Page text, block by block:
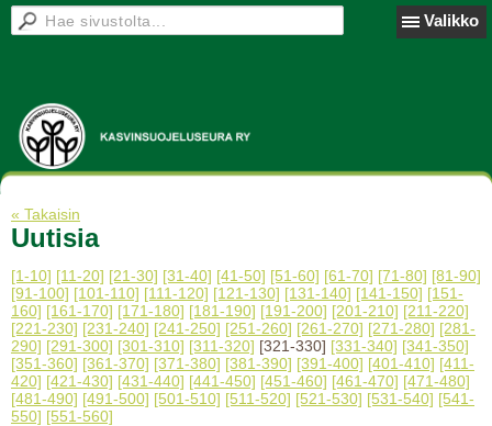
Valikko
« Takaisin
Uutisia
[1-10] [11-20] [21-30] [31-40] [41-50] [51-60] [61-70] [71-80] [81-90]
[91-100] [101-110] [111-120] [121-130] [131-140] [141-150] [151-
160] [161-170] [171-180] [181-190] [191-200] [201-210] [211-220]
[221-230] [231-240] [241-250] [251-260] [261-270] [271-280] [281-
290] [291-300] [301-310] [311-320] [321-330] [331-340] [341-350]
[351-360] [361-370] [371-380] [381-390] [391-400] [401-410] [411-
420] [421-430] [431-440] [441-450] [451-460] [461-470] [471-480]
[481-490] [491-500] [501-510] [511-520] [521-530] [531-540] [541-
550] [551-560]